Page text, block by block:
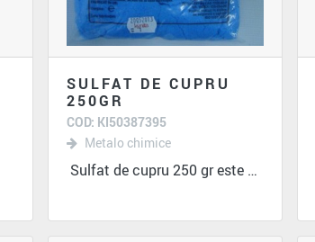
SULFAT DE CUPRU
250GR
COD: KI50387395
Metalo chimice
Sulfat de cupru 250 gr este una din cele...